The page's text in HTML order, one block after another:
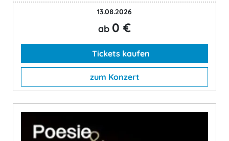
13.08.2026
ab 0 €
Tickets kaufen
zum Konzert